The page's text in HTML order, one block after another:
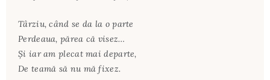
Târziu, când se da la o parte
Perdeaua, părea că visez…
Şi iar am plecat mai departe,
De teamă să nu mă fixez.